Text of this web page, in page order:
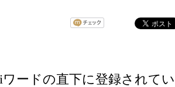
ードの直下に登録されてい